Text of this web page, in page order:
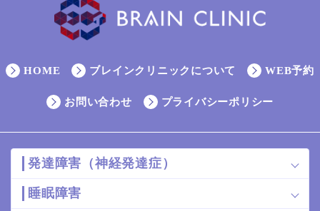
HOME ブレインクリニックについて WEB予約
お問い合わせ プライバシーポリシー
発達障害（神経発達症）
睡眠障害